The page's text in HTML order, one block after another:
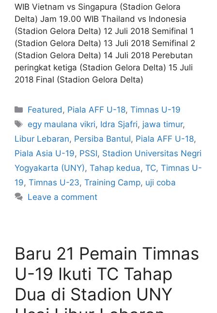
WIB Vietnam vs Singapura (Stadion Gelora
Delta) Jam 19.00 WIB Thailand vs Indonesia
(Stadion Gelora Delta) 12 Juli 2018 Semifinal 1
(Stadion Gelora Delta) 13 Juli 2018 Semifinal 2
(Stadion Gelora Delta) 14 Juli 2018 Perebutan
peringkat ketiga (Stadion Gelora Delta) 15 Juli
2018 Final (Stadion Gelora Delta)
Featured , Piala AFF U-18,Timnas U-19
egy maulana vikri, Idra Sjafri, jawa timur,
Libur Lebaran, Persiba Bantul, Piala AFF U-18,
Piala Asia U-19, PSSI, Stadion Universitas Negri
Yogyakarta (UNY), Tahap kedua, TC, Timnas U-
19, Timnas U-23, Training Camp, uji coba
Leave a comment
Baru 21 Pemain Timnas
U-19 Ikuti TC Tahap
Dua di Stadion UNY